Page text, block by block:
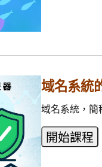
域名系統
域名系統，簡